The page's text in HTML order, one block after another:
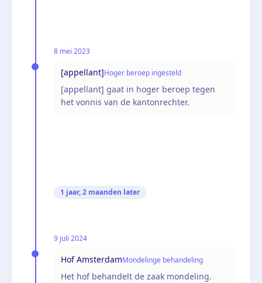
8 mei 2023
[appellant]Hoger beroep ingesteld
[appellant] gaat in hoger beroep tegen
het vonnis van de kantonrechter.
1 jaar, 2 maanden later
9 juli 2024
Hof AmsterdamMondelinge behandeling
Het hof behandelt de zaak mondeling.